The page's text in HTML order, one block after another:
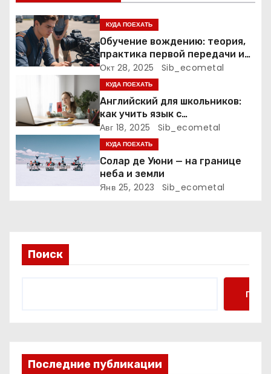
я
п
о
а
п
и
с
м
КУДА ПОЕХАТЬ
Обучение вождению: теория,
практика первой передачи и
подготовка к экзаменам
Окт 28, 2025 Sib_ecometal
КУДА ПОЕХАТЬ
Английский для школьников:
как учить язык с
удовольствием
Авг 18, 2025 Sib_ecometal
КУДА ПОЕХАТЬ
Солар де Уюни — на границе
неба и земли
Янв 25, 2023 Sib_ecometal
Поиск
Поиск
Последние публикации